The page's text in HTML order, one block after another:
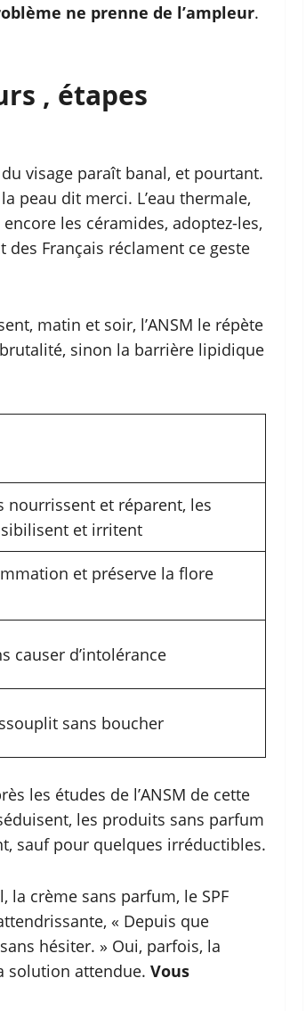
ne prenne de l’ampleur.
, étapes
visage paraît banal, et pourtant.
peau dit merci. L’eau thermale,
les céramides, adoptez-les,
Français réclament ce geste
matin et soir, l’ANSM le répète
sinon la barrière lipidique
nourrissent et réparent, les
et irritent
et préserve la flore
causer d’intolérance
sans boucher
les études de l’ANSM de cette
les produits sans parfum
sauf pour quelques irréductibles.
crème sans parfum, le SPF
« Depuis que
hésiter. » Oui, parfois, la
solution attendue. Vous